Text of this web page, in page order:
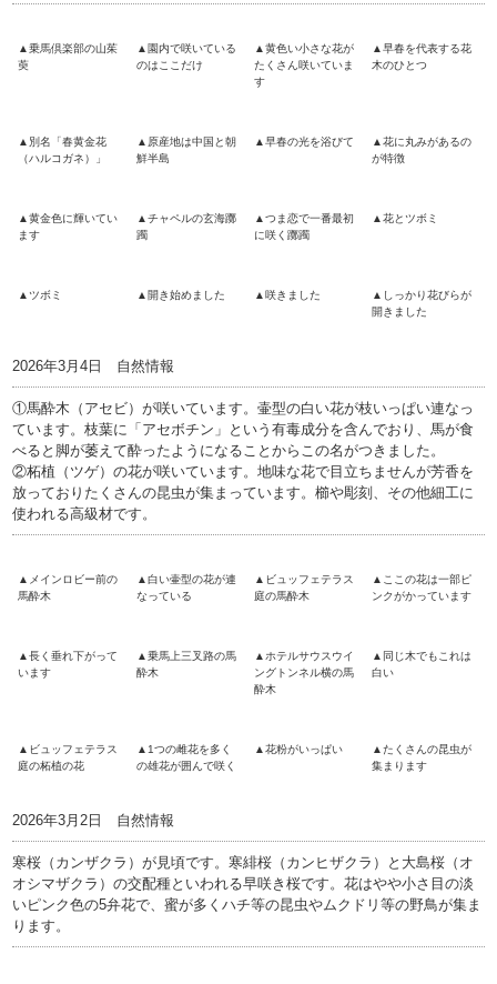
▲乗馬倶楽部の山茱
萸
▲園内で咲いている
のはここだけ
▲黄色い小さな花が
たくさん咲いていま
す
▲早春を代表する花
木のひとつ
▲別名「春黄金花
（ハルコガネ）」
▲原産地は中国と朝
鮮半島
▲早春の光を浴びて
▲花に丸みがあるの
が特徴
▲黄金色に輝いてい
ます
▲チャペルの玄海躑
躅
▲つま恋で一番最初
に咲く躑躅
▲花とツボミ
▲ツボミ ▲開き始めました ▲咲きました
▲しっかり花びらが
開きました
2026年3月4日 自然情報
①馬酔木（アセビ）が咲いています。壷型の白い花が枝いっぱい連なっ
ています。枝葉に「アセボチン」という有毒成分を含んでおり、馬が食
べると脚が萎えて酔ったようになることからこの名がつきました。
②柘植（ツゲ）の花が咲いています。地味な花で目立ちませんが芳香を
放っておりたくさんの昆虫が集まっています。櫛や彫刻、その他細工に
使われる高級材です。
▲メインロビー前の
馬酔木
▲白い壷型の花が連
なっている
▲ビュッフェテラス
庭の馬酔木
▲ここの花は一部ピ
ンクがかっています
▲長く垂れ下がって
います
▲乗馬上三叉路の馬
酔木
▲ホテルサウスウイ
ングトンネル横の馬
酔木
▲同じ木でもこれは
白い
▲ビュッフェテラス
庭の柘植の花
▲1つの雌花を多く
の雄花が囲んで咲く
▲花粉がいっぱい
▲たくさんの昆虫が
集まります
2026年3月2日 自然情報
寒桜（カンザクラ）が見頃です。寒緋桜（カンヒザクラ）と大島桜（オ
オシマザクラ）の交配種といわれる早咲き桜です。花はやや小さ目の淡
いピンク色の5弁花で、蜜が多くハチ等の昆虫やムクドリ等の野鳥が集ま
ります。